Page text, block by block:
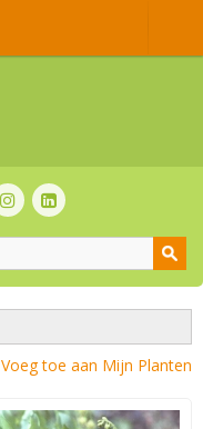
Voeg toe aan Mijn Planten